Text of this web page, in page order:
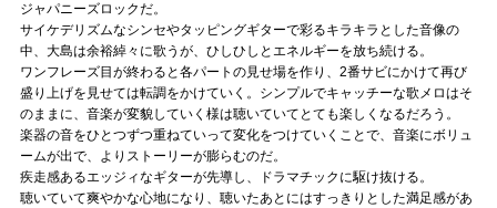
ジャパニーズロックだ。
サイケデリズムなシンセやタッピングギターで彩るキラキラとした音像の
中、大島は余裕綽々に歌うが、ひしひしとエネルギーを放ち続ける。
ワンフレーズ目が終わると各パートの見せ場を作り、2番サビにかけて再び
盛り上げを見せては転調をかけていく。シンプルでキャッチーな歌メロはそ
のままに、音楽が変貌していく様は聴いていてとても楽しくなるだろう。
楽器の音をひとつずつ重ねていって変化をつけていくことで、音楽にボリュ
ームが出で、よりストーリーが膨らむのだ。
疾走感あるエッジィなギターが先導し、ドラマチックに駆け抜ける。
聴いていて爽やかな心地になり、聴いたあとにはすっきりとした満足感があ